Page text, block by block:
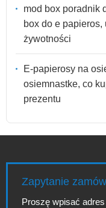
mod box poradnik
box do e papieros,
żywotności
E-papierosy na
osiemnastke, co
prezentu
Zapytanie
Proszę wpisać